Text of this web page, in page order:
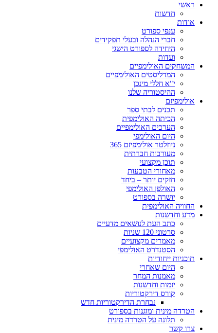
ראשי
חדשות
אודות
ענפי ספורט
חברי הנהלה ובעלי תפקידים
היחידה לספורט הישגי
ועדות
המשחקים האולימפיים
המדליסטים האולימפיים
י"א חללי מינכן
ההיסטוריה שלנו
אולימפיזם
תכנים לבתי ספר
הכיתה האולימפית
הערכים האולימפיים
היום האולימפי
ניוזלטר אולימפיזם 365
מעורבות חברתית
תוכן מקצועי
מאחורי הטבעות
חזקים יותר – ביחד
האולפן האולימפי
יושרה בספורט
החוויה האולימפית
מדע וחדשנות
כתב העת לנושאים מדעיים
סרטוני 120 שניות
מאמרים מקצועיים
הסטנדרט האולימפי
תוכניות ייחודיות
היום שאחרי
מאמנות המחר
יזמות וחדשנות
קורס דירקטוריות
נבחרת הדירקטוריות חדש
הטרדה מינית ומוגנות בספורט
תלונה על הטרדה מינית
צרו קשר